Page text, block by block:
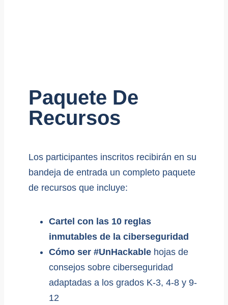
Paquete De
Recursos
Los participantes inscritos recibirán en su
bandeja de entrada un completo paquete
de recursos que incluye:
Cartel con las 10 reglas
inmutables de la ciberseguridad
Cómo ser #UnHackable hojas de
consejos sobre ciberseguridad
adaptadas a los grados K-3, 4-8 y 9-
12